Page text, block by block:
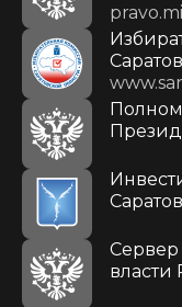
Сервер
власти